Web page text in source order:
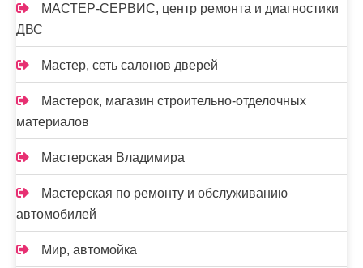
МАСТЕР-СЕРВИС, центр ремонта и диагностики
ДВС
Мастер, сеть салонов дверей
Мастерок, магазин строительно-отделочных
материалов
Мастерская Владимира
Мастерская по ремонту и обслуживанию
автомобилей
Мир, автомойка